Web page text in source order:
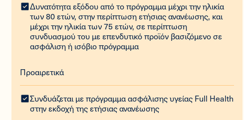
Δυνατότητα εξόδου από το πρόγραμμα μέχρι την ηλικία
των 80 ετών, στην περίπτωση ετήσιας ανανέωσης, και
μέχρι την ηλικία των 75 ετών, σε περίπτωση
συνδυασμού του με επενδυτικό προϊόν βασιζόμενο σε
ασφάλιση ή ισόβιο πρόγραμμα
Προαιρετικά
Συνδυάζεται με πρόγραμμα ασφάλισης υγείας Full Health
στην εκδοχή της ετήσιας ανανέωσης